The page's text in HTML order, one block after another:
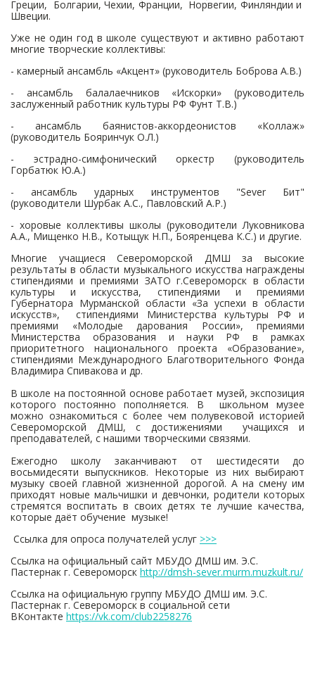
Греции, Болгарии, Чехии, Франции, Норвегии, Финляндии и
Швеции.
Уже не один год в школе существуют и активно работают
многие творческие коллективы:
- камерный ансамбль «Акцент» (руководитель Боброва А.В.)
- ансамбль балалаечников «Искорки» (руководитель
заслуженный работник культуры РФ Фунт Т.В.)
- ансамбль баянистов-аккордеонистов «Коллаж»
(руководитель Бояринчук О.Л.)
- эстрадно-симфонический оркестр (руководитель
Горбатюк Ю.А.)
- ансамбль ударных инструментов "Sever Бит"
(руководители Шурбак А.С., Павловский А.Р.)
- хоровые коллективы школы (руководители Луковникова
А.А., Мищенко Н.В., Котыщук Н.П., Бояренцева К.С.) и другие.
Многие учащиеся Североморской ДМШ за высокие
результаты в области музыкального искусства награждены
стипендиями и премиями ЗАТО г.Североморск в области
культуры и искусства, стипендиями и премиями
Губернатора Мурманской области «За успехи в области
искусств», стипендиями Министерства культуры РФ и
премиями «Молодые дарования России», премиями
Министерства образования и науки РФ в рамках
приоритетного национального проекта «Образование»,
стипендиями Международного Благотворительного Фонда
Владимира Спивакова и др.
В школе на постоянной основе работает музей, экспозиция
которого постоянно пополняется. В школьном музее
можно ознакомиться с более чем полувековой историей
Североморской ДМШ, с достижениями учащихся и
преподавателей, с нашими творческими связями.
Ежегодно школу заканчивают от шестидесяти до
восьмидесяти выпускников. Некоторые из них выбирают
музыку своей главной жизненной дорогой. А на смену им
приходят новые мальчишки и девчонки, родители которых
стремятся воспитать в своих детях те лучшие качества,
которые даёт обучение музыке!
Ссылка для опроса получателей услуг >>>
Ссылка на официальный сайт МБУДО ДМШ им. Э.С.
Пастернак г. Североморск http://dmsh-sever.murm.muzkult.ru/
Ссылка на официальную группу МБУДО ДМШ им. Э.С.
Пастернак г. Североморск в социальной сети
ВКонтакте https://vk.com/club2258276